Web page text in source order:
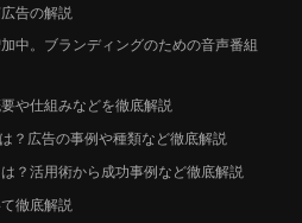
告の解説
中。ブランディングのための音声番組
や仕組みなどを徹底解説
？広告の事例や種類など徹底解説
？活用術から成功事例など徹底解説
徹底解説